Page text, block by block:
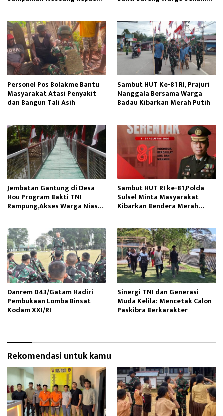
Personel Pos Bolakme Bantu
Masyarakat Atasi Penyakit
dan Bangun Tali Asih
Sambut HUT Ke-81 RI, Prajuri
Nanggala Bersama Warga
Badau Kibarkan Merah Putih
Jembatan Gantung di Desa
Hou Program Bakti TNI
Rampung,Akses Warga Nias
Sambut HUT RI ke-81,Polda
Sulsel Minta Masyarakat
Kibarkan Bendera Merah
Danrem 043/Gatam Hadiri
Pembukaan Lomba Binsat
Kodam XXI/RI
Sinergi TNI dan Generasi
Muda Kelila: Mencetak Calon
Paskibra Berkarakter
Rekomendasi untuk kamu